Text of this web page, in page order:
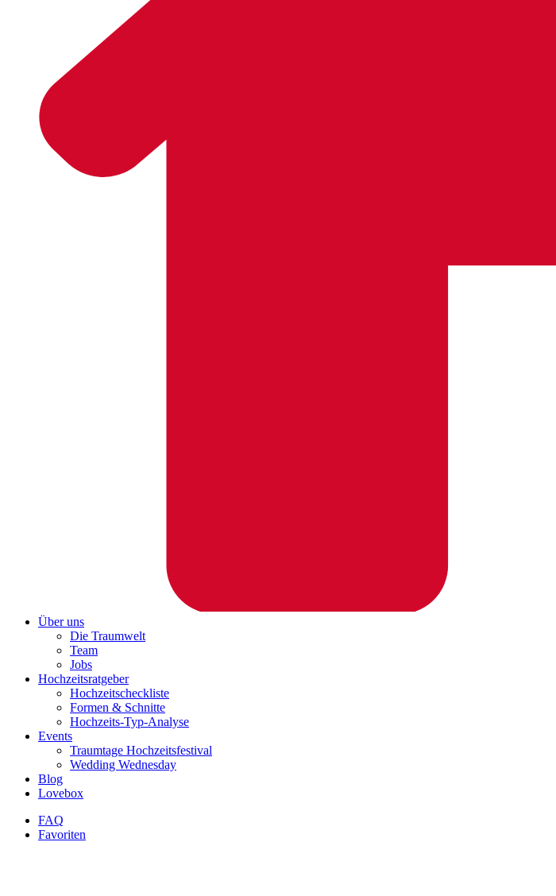
Über uns
Die Traumwelt
Team
Jobs
Hochzeitsratgeber
Hochzeitscheckliste
Formen & Schnitte
Hochzeits-Typ-Analyse
Events
Traumtage Hochzeitsfestival
Wedding Wednesday
Blog
Lovebox
FAQ
Favoriten